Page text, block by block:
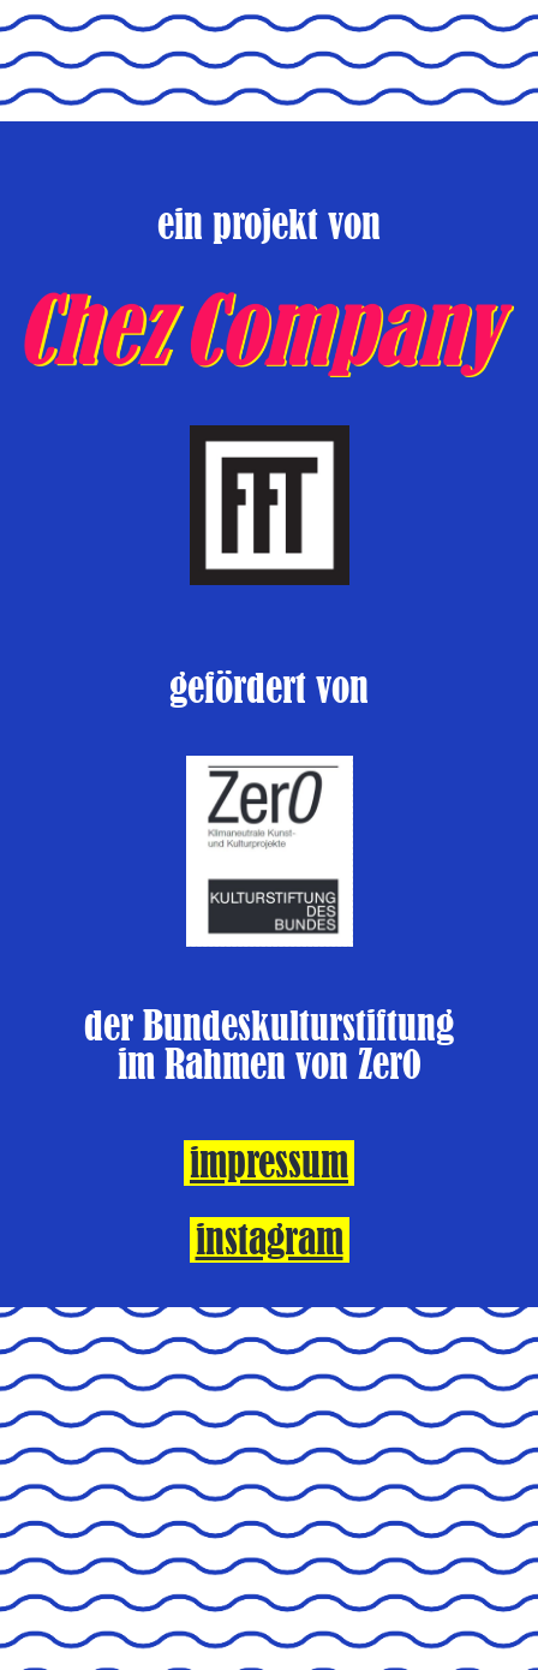
ein projekt von
gefördert von
der Bundeskulturstiftung
im Rahmen von Zer0
impressum
instagram